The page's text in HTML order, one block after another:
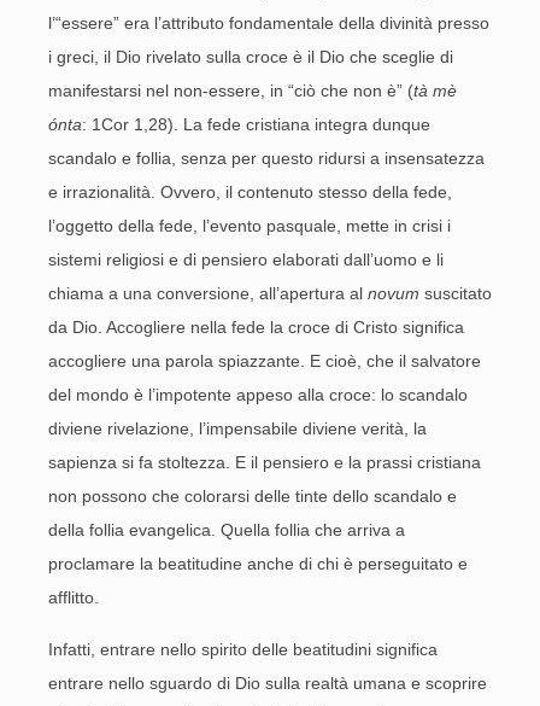
l’“essere” era l’attributo fondamentale della divinità presso
i greci, il Dio rivelato sulla croce è il Dio che sceglie di
manifestarsi nel non-essere, in “ciò che non è” (tà mè
ónta: 1Cor 1,28). La fede cristiana integra dunque
scandalo e follia, senza per questo ridursi a insensatezza
e irrazionalità. Ovvero, il contenuto stesso della fede,
l’oggetto della fede, l’evento pasquale, mette in crisi i
sistemi religiosi e di pensiero elaborati dall’uomo e li
chiama a una conversione, all’apertura al novum suscitato
da Dio. Accogliere nella fede la croce di Cristo significa
accogliere una parola spiazzante. E cioè, che il salvatore
del mondo è l’impotente appeso alla croce: lo scandalo
diviene rivelazione, l’impensabile diviene verità, la
sapienza si fa stoltezza. E il pensiero e la prassi cristiana
non possono che colorarsi delle tinte dello scandalo e
della follia evangelica. Quella follia che arriva a
proclamare la beatitudine anche di chi è perseguitato e
afflitto.
Infatti, entrare nello spirito delle beatitudini significa
entrare nello sguardo di Dio sulla realtà umana e scoprire